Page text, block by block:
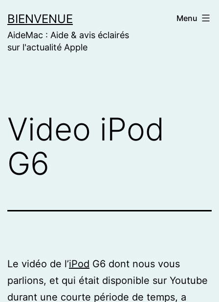
to
content
BIENVENUE
AideMac : Aide & avis éclairés
sur l'actualité Apple
Menu
Video iPod
G6
Le vidéo de l’iPod G6 dont nous vous
parlions, et qui était disponible sur Youtube
durant une courte période de temps, a